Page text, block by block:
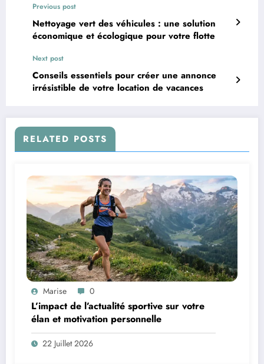
Previous post
Nettoyage vert des véhicules : une solution
économique et écologique pour votre flotte
Next post
Conseils essentiels pour créer une annonce
irrésistible de votre location de vacances
RELATED POSTS
Marise 0
L’impact de l’actualité sportive sur votre
élan et motivation personnelle
22 Juillet 2026